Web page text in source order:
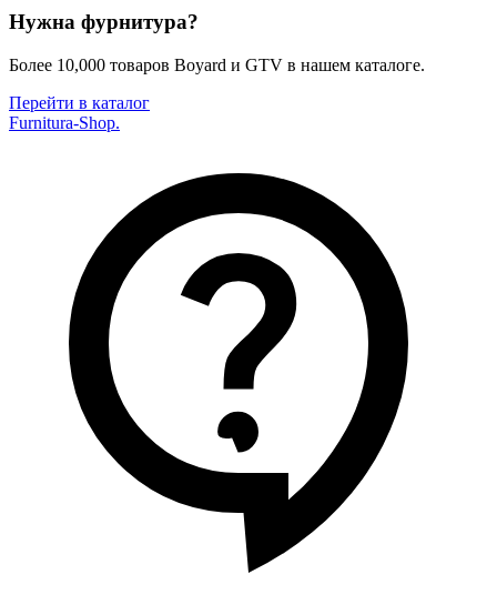
Нужна фурнитура?
Более 10,000 товаров Boyard и GTV в нашем каталоге.
Перейти в каталог
Furnitura-Shop.